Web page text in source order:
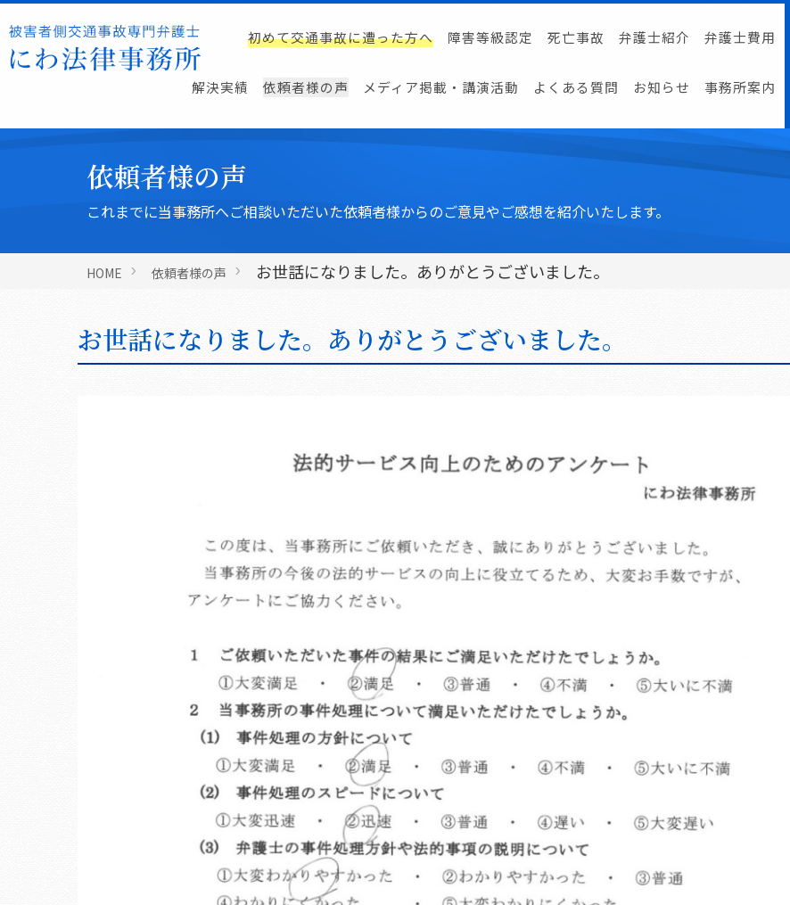
初めて交通事故に遭った方へ 障害等級認定 死亡事故 弁護士紹介 弁護士費用
解決実績 依頼者様の声 メディア掲載・講演活動 よくある質問 お知らせ 事務所案内
依頼者様の声
これまでに当事務所へご相談いただいた依頼者様からのご意見やご感想を紹介いたします。
HOME 依頼者様の声 お世話になりました。ありがとうございました。
お世話になりました。ありがとうございました。